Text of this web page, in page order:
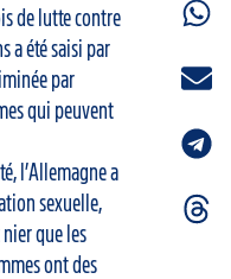
de lutte contre
a été saisi par
par
qui peuvent
l’Allemagne a
sexuelle,
que les
ont des